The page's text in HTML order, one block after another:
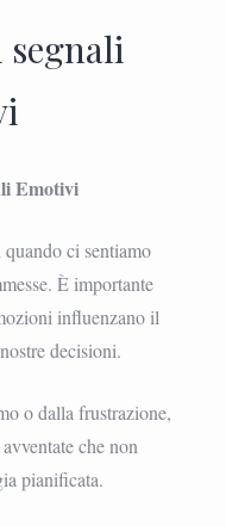
segnali
Emotivi
ci sentiamo
È importante
influenzano il
decisioni.
o dalla frustrazione,
che non
pianificata.